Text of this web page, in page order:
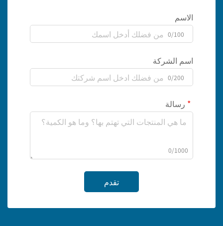
الاسم
0/100
اسم الشركة
0/200
رسالة
0/1000
تقدم